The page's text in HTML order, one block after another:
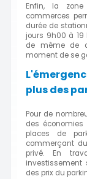
Enfin, la
commerces
durée de
jours 9h00 à
de même de
moment de se
plus des
Pour de
des
places de
commerçant
privé. En
des prix du